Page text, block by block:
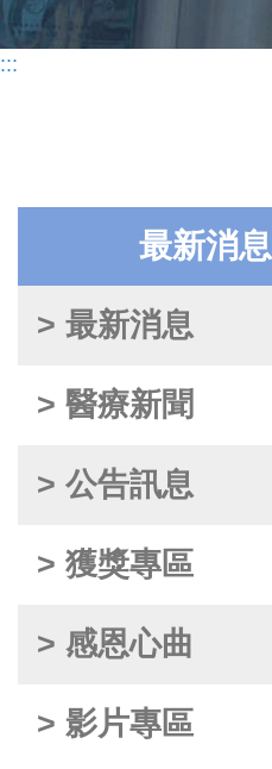
:::
最新消息
> 最新消息
> 醫療新聞
> 公告訊息
> 獲獎專區
> 感恩心曲
> 影片專區